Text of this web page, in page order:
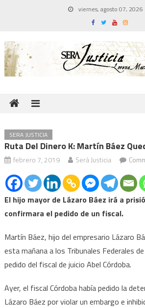
viernes, agosto 07, 2026
SERA JUSTICIA
Ruta Del Dinero K: Martín Báez
febrero 7, 2019 Será Justicia
El hijo mayor de Lázaro Báez irá a
confirmara el pedido de un fiscal.
Martín Báez, hijo del empresario Lázaro
esta mañana a los Tribunales Federales
pedido del fiscal de juicio Abel Córdoba.
Ayer, el fiscal Córdoba había pedido la
Lázaro Báez por violar un embargo e